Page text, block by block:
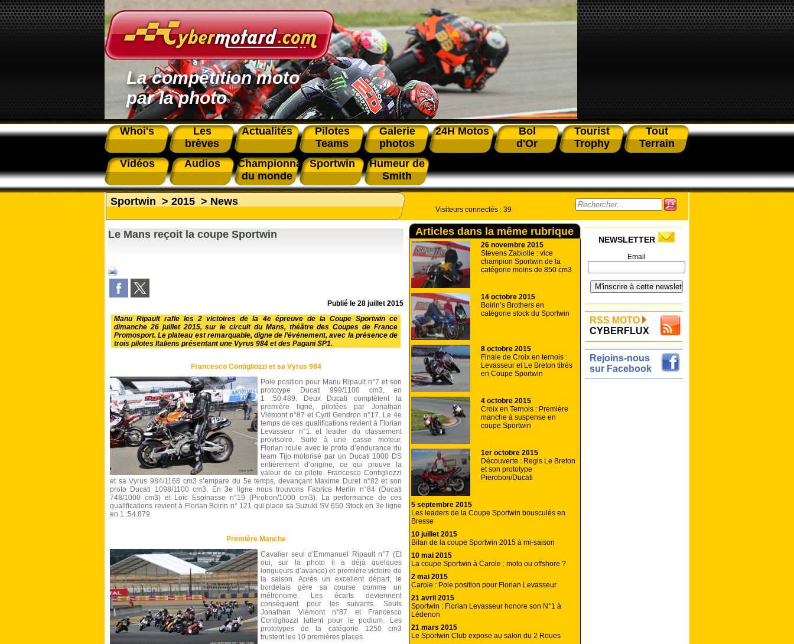
La compétition moto
par la photo
Whoi's
Les
brèves
Actualités
Pilotes
Teams
Galerie
photos
24H Motos
Bol
d'Or
Tourist
Trophy
Tout
Terrain
Vidéos
Audios
Championnat
du monde
Sportwin
Humeur de
Smith
Sportwin > 2015 > News
Le Mans reçoit la coupe Sportwin
Publié le 28 juillet 2015
Manu Ripault rafle les 2 victoires de la 4e épreuve de la Coupe Sportwin ce
dimanche 26 juillet 2015, sur lecircuit du Mans, théâtre desCoupes de France
Promosport. Le plateau est remarquable, digne de l’événement, avec la présence de
trois pilotes Italiens présentant une Vyrus 984 et des Pagani SP1.
Francesco Contigliozzi et sa Vyrus 984
Pole position pour Manu Ripault n°7 et son
prototype Ducati 999/1100 cm3, en
1 :50.489. Deux Ducati complètent la
première ligne, pilotées par Jonathan
Viémont n°87 et Cyril Gendron n°17. Le 4e
temps de ces qualifications revient à Florian
Levasseur n°1 et leader du classement
provisoire. Suite à une casse moteur,
Florian roule avec le proto d’endurance du
team Tijo motorisé par un Ducati 1000 DS
entièrement d’origine, ce qui prouve la
valeur de ce pilote. Francesco Contigliozzi
et sa Vyrus 984/1168 cm3 s’empare du 5e temps, devançant Maxime Duret n°82 et son
proto Ducati 1098/1100 cm3. En 3e ligne nous trouvons Fabrice Merlin n°84 (Ducati
748/1000 cm3) et Loïc Espinasse n°19 (Pirobon/1000 cm3). La performance de ces
qualifications revient à Florian Boirin n° 121 qui place sa Suzuki SV 650 Stock en 3e ligne
en 1 :54.879.
Première Manche
Cavalier seul d’Emmanuel Ripault n°7 (Et
oui, sur la photo il a déjà quelques
longueurs d’avance) et première victoire de
la saison. Après un excellent départ, le
bordelais gère sa course comme un
métronome. Les écarts deviennent
conséquent pour les suivants. Seuls
Jonathan Viémont n°87 et Francesco
Contigliozzi luttent pour le podium. Les
prototypes de la catégorie 1250 cm3
trustent les 10 premières places.
Visiteurs connectés : 39
Articles dans la même rubrique
26 novembre 2015
Stevens Zabiolle : vice
champion Sportwin de la
catégorie moins de 850 cm3
14 octobre 2015
Boirin’s Brothers en
catégorie stock du Sportwin
8 octobre 2015
Finale de Croix en ternois :
Levasseur et Le Breton titrés
en Coupe Sportwin
4 octobre 2015
Croix en Ternois : Première
manche à suspense en
coupe Sportwin
1er octobre 2015
Découverte : Regis Le Breton
et son prototype
Pierobon/Ducati
5 septembre 2015
Les leaders de la Coupe Sportwin bousculés en
Bresse
10 juillet 2015
Bilan de la coupe Sportwin 2015 à mi-saison
10 mai 2015
La coupe Sportwin à Carole : moto ou offshore ?
2 mai 2015
Carole : Pole position pour Florian Levasseur
21 avril 2015
Sportwin : Florian Levasseur honore son N°1 à
Lédenon
21 mars 2015
Le Sportwin Club expose au salon du 2 Roues
NEWSLETTER
Email
RSS MOTO
CYBERFLUX
Rejoins-nous
sur Facebook